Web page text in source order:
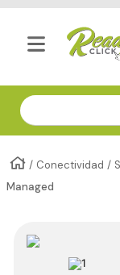
Compra
Conectividad
Managed